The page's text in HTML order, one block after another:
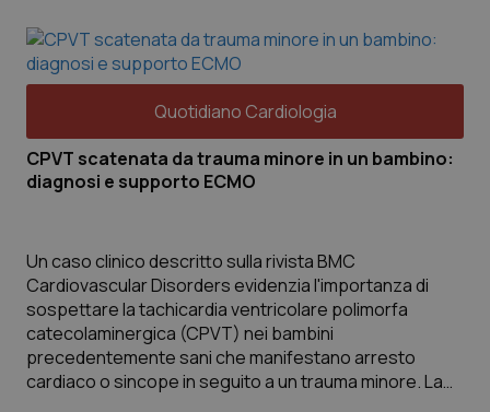
Quotidiano Cardiologia
CPVT scatenata da trauma minore in un bambino:
diagnosi e supporto ECMO
Un caso clinico descritto sulla rivista BMC
Cardiovascular Disorders evidenzia l'importanza di
sospettare la tachicardia ventricolare polimorfa
catecolaminergica (CPVT) nei bambini
precedentemente sani che manifestano arresto
cardiaco o sincope in seguito a un trauma minore. La